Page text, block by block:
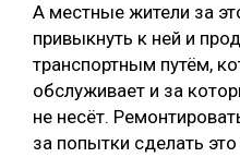
А местные жители за
привыкнуть к ней и
транспортным путём,
обслуживает и за
не несёт.
за попытки сделать